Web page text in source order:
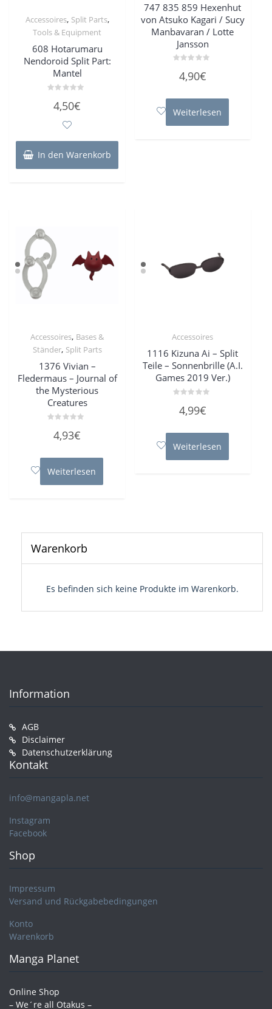
Accessoires, Split Parts,
Tools & Equipment
608 Hotarumaru
Nendoroid Split Part:
Mantel
mit4,50€
In den Warenkorb
747 835 859 Hexenhut
von Atsuko Kagari / Sucy
Manbavaran / Lotte
Jansson
mit
5
4,90€
Weiterlesen
Accessoires, Bases &
Ständer, Split Parts
1376 Vivian –
Fledermaus – Journal of
the Mysterious
Creatures
mit
5
4,93€
Weiterlesen
Accessoires
1116 Kizuna Ai – Split
Teile – Sonnenbrille (A.I.
Games 2019 Ver.)
mit
5
4,99€
Weiterlesen
Warenkorb
Es befinden sich keine Produkte im Warenkorb.
Information
AGB
Disclaimer
Datenschutzerklärung
Kontakt
info@mangapla.net
Instagram
Facebook
Shop
Impressum
Versand und Rückgabebedingungen
Konto
Warenkorb
Manga Planet
Online Shop
– We´re all Otakus –